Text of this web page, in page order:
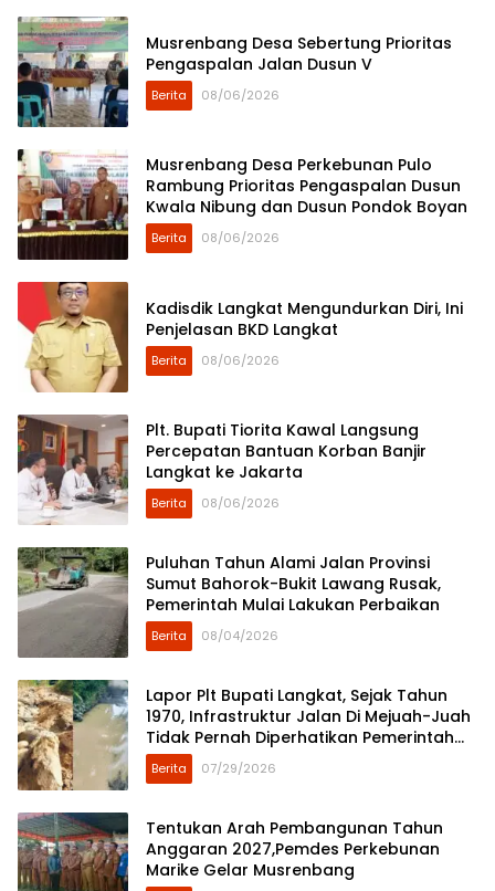
Musrenbang Desa Sebertung Prioritas
Pengaspalan Jalan Dusun V
Berita 08/06/2026
Musrenbang Desa Perkebunan Pulo
Rambung Prioritas Pengaspalan Dusun
Kwala Nibung dan Dusun Pondok Boyan
Berita 08/06/2026
Kadisdik Langkat Mengundurkan Diri, Ini
Penjelasan BKD Langkat
Berita 08/06/2026
Plt. Bupati Tiorita Kawal Langsung
Percepatan Bantuan Korban Banjir
Langkat ke Jakarta
Berita 08/06/2026
Puluhan Tahun Alami Jalan Provinsi
Sumut Bahorok-Bukit Lawang Rusak,
Pemerintah Mulai Lakukan Perbaikan
Berita 08/04/2026
Lapor Plt Bupati Langkat, Sejak Tahun
1970, Infrastruktur Jalan Di Mejuah-Juah
Tidak Pernah Diperhatikan Pemerintah
Kabupaten Langkat
Berita 07/29/2026
Tentukan Arah Pembangunan Tahun
Anggaran 2027,Pemdes Perkebunan
Marike Gelar Musrenbang